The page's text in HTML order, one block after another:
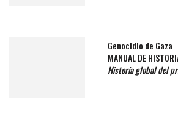
Genocidio de Gaza
MANUAL DE
Historia global del